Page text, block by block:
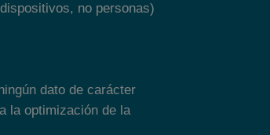
no personas)
dato de carácter
la optimización de la